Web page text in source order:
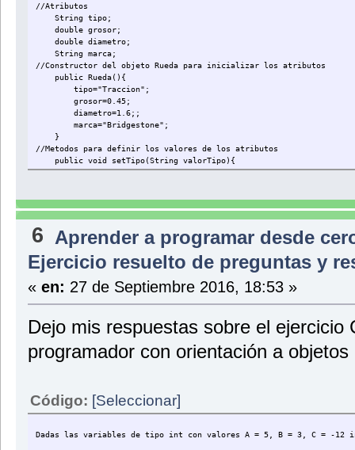
//Atributos
String tipo;
double grosor;
double diametro;
String marca;
//Constructor del objeto Rueda para inicializar los atributos
public Rueda(){
tipo="Traccion";
grosor=0.45;
diametro=1.6;;
marca="Bridgestone";
}
//Metodos para definir los valores de los atributos
public void setTipo(String valorTipo){
tipo=valorTipo;
public void setGrosor(double valorGrosor){
grosor=valorGrosor;
System.out.println("Con un grosor de " + grosor + "
}
public void setDiametro(double valorDiametro){
diametro=valorDiametro;
System.out.println("Con un diametro de " + diametro + "
public void setMarca(String valorMarca){
marca=valorMarca;
System.out.println("Y de marca " + marca + ". ");
public void comprobarDimensiones(){
if (diametro > 1.4){
} else if ((diametro <= 1.4) && (diametro > 0.8)){
6 Aprender a programar desde
Ejercicio resuelto de preguntas y
« en: 27 de Septiembre 2016, 18:53 »
Dejo mis respuestas sobre el ejercicio
programador con orientación a objetos
Código: [Seleccionar]
Dadas las variables de tipo int con valores A = 5, B = 3, C = -12